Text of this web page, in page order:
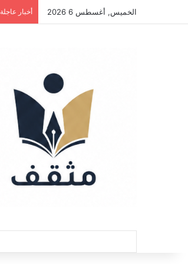
الخميس, أغسطس 6 2026 أخبار عاجلة